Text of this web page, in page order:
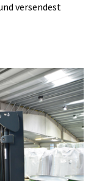
versendest